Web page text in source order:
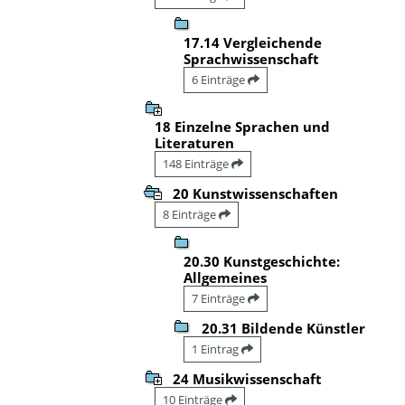
17.14 Vergleichende
Sprachwissenschaft
6 Einträge
18 Einzelne Sprachen und
Literaturen
148 Einträge
20 Kunstwissenschaften
8 Einträge
20.30 Kunstgeschichte:
Allgemeines
7 Einträge
20.31 Bildende Künstler
1 Eintrag
24 Musikwissenschaft
10 Einträge